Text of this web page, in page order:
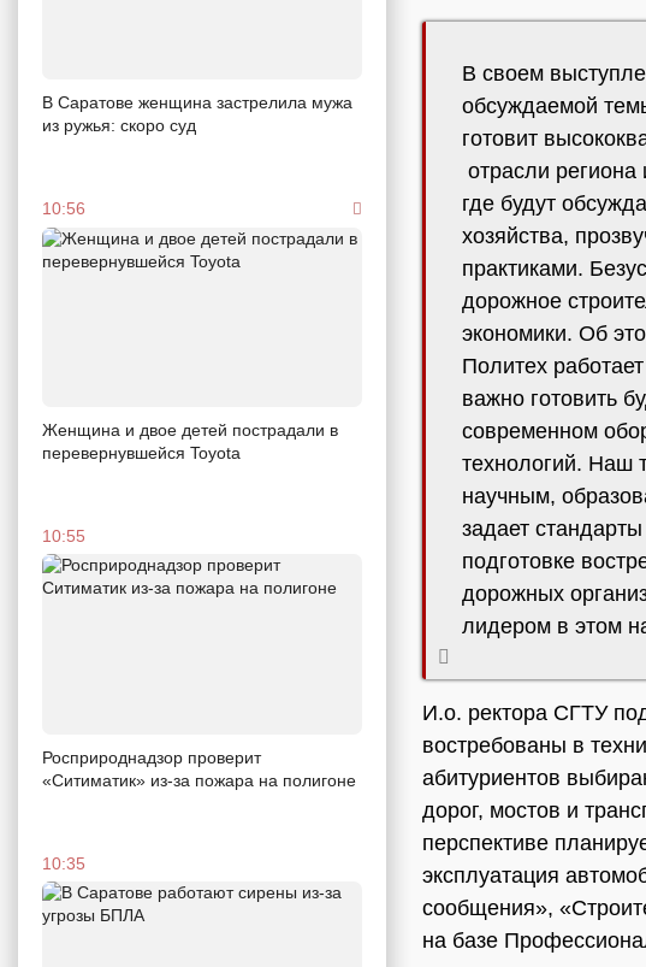
В Саратове женщина застрелила мужа
из ружья: скоро суд
10:56
Женщина и двое детей пострадали в
перевернувшейся Toyota
10:55
Росприроднадзор проверит
«Ситиматик» из-за пожара на полигоне
10:35
В своем
обсуждаемой
готовит
отрасли
где будут
хозяйства,
практиками.
дорожное
экономики. Об
Политех
важно готовить
современном
технологий. Наш
научным,
задает
подготовке
дорожных
лидером в этом
И.о. ректора СГТУ
востребованы в
абитуриентов
дорог, мостов и
перспективе
эксплуатация
сообщения»,
на базе